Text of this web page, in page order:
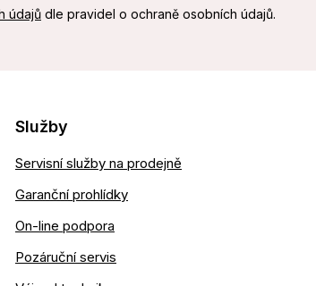
údajůdle pravidel o ochraně osobních údajů.
Služby
Servisní služby na prodejně
Garanční prohlídky
On-line podpora
Pozáruční servis